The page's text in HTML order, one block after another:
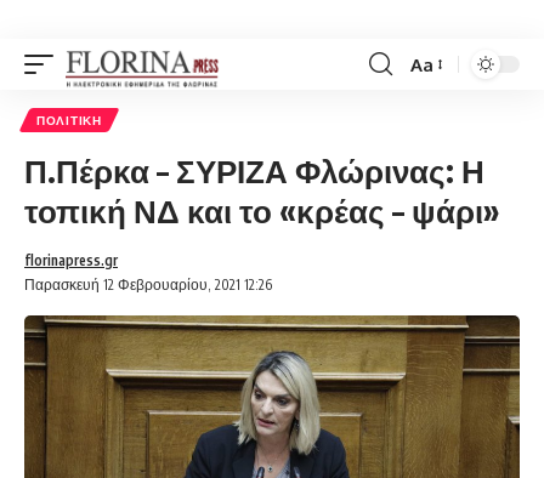
Font
Aa
ΠΟΛΙΤΙΚΉ
Π.Πέρκα – ΣΥΡΙΖΑ Φλώρινας: Η
τοπική ΝΔ και το «κρέας – ψάρι»
Παρασκευή 12 Φεβρουαρίου, 2021 12:26
florinapress.gr